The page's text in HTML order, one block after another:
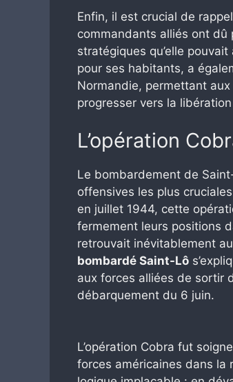
Enfin, il est crucial de
commandants alliés ont dû
stratégiques qu’elle
pour ses habitants, a
Normandie, permettant
progresser vers la
L’opération
Le bombardement de
offensives les plus
en juillet 1944, cette
fermement leurs positions
retrouvait inévitablement
bombardé Saint-Lô
aux forces alliées de sortir
débarquement du 6 juin.
L’opération Cobra fut
forces américaines dans la